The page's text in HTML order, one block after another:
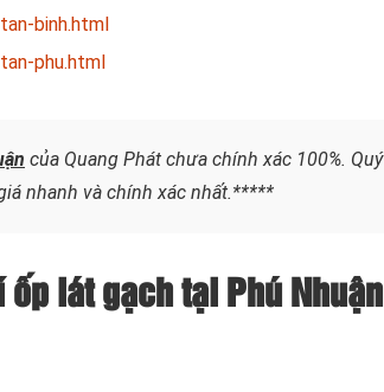
binh.html
phu.html
của Quang Phát chưa chính xác 100%. Quý
nhanh và chính xác nhất.*****
ốp lát gạch tại Phú Nhuận